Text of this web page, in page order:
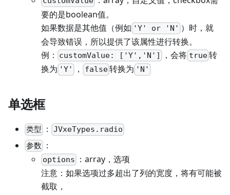
要的是boolean值。
如果数据是其他值（例如 'Y' or 'N' ）时，就
会导致错误，所以提供了该属性进行转换。
例：
customValue: ['Y','N'] ，会将 true转
换为 'Y' ， false转换为 'N'
单选框
类型 ：
JVxeTypes.radio
参数
：
options
：array，选项
注意：如果选项过多超出了列的宽度，将有可能被
截取，